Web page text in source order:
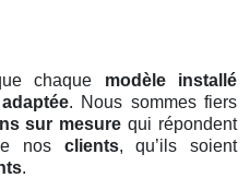
chaque modèle installé
. Nous sommes fiers
sur mesure qui répondent
nos clients, qu’ils soient
.